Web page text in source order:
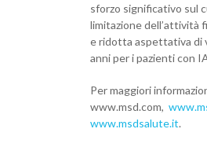
sforzo significativo sul
limitazione dell’attività
e ridotta aspettativa di
anni per i pazienti con
Per maggiori
www.msd.com,
www.msdsalute.it.